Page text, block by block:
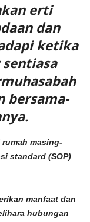
erti
dan
ketika
bersama-
masing-
standard (SOP)
manfaat dan
hubungan